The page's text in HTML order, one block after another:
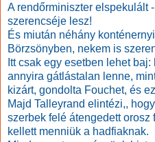
A rendőrminiszter elspekulált
szerencséje lesz!
És miután néhány
Börzsönyben, nekem is
Itt csak egy esetben lehet
annyira gátlástalan lenne,
kizárt, gondolta Fouchet, és
Majd Talleyrand elintézi,,
szerbek felé átengedett
kellett menniük a hadfiaknak.